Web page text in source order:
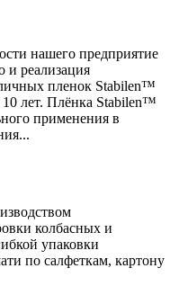
нашего предприятие
и реализация
пленок Stabilen™
лет. Плёнка Stabilen™
применения в
колбасных и
упаковки
по салфеткам, картону